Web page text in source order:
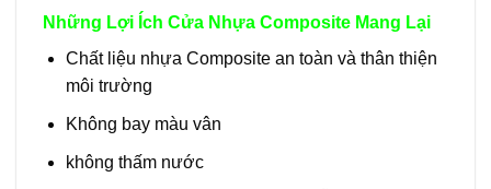
Những Lợi Ích Cửa Nhựa Composite Mang Lại
Chất liệu nhựa Composite an toàn và thân thiện
môi trường
Không bay màu vân
không thấm nước